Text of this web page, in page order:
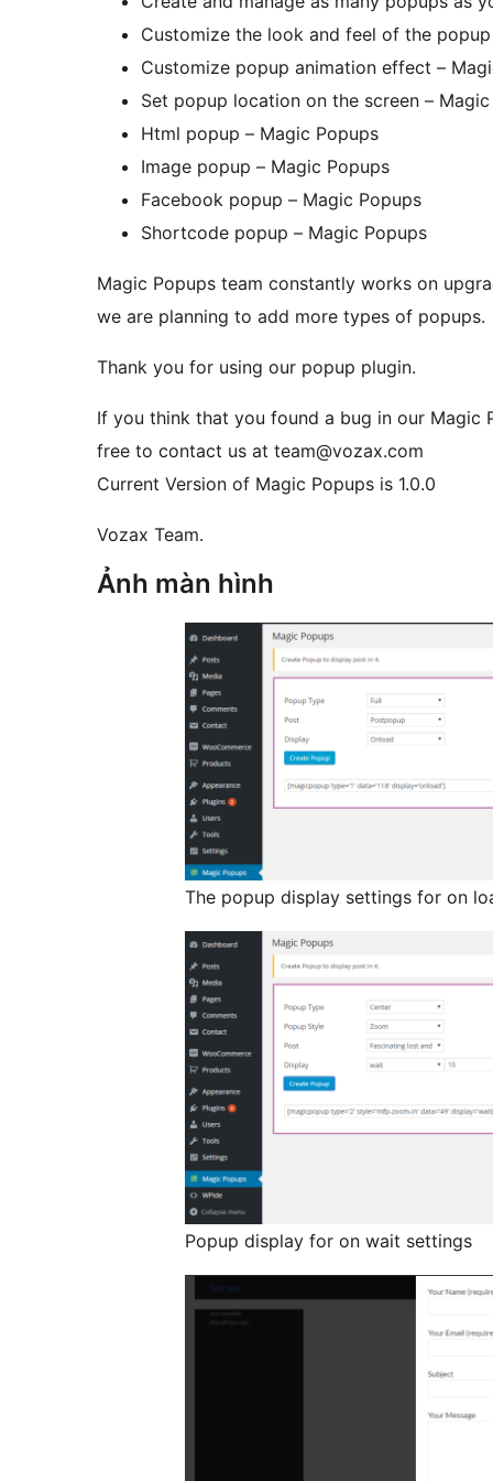
Customize the look and feel of the
Customize popup animation effect –
Set popup location on the screen –
Html popup – Magic Popups
Image popup – Magic Popups
Facebook popup – Magic Popups
Shortcode popup – Magic Popups
Magic Popups team constantly works on
we are planning to add more types of popups.
Thank you for using our popup plugin.
If you think that you found a bug in our Magic
free to contact us at team@vozax.com
Current Version of Magic Popups is 1.0.0
Vozax Team.
Ảnh màn hình
The popup display settings for on
Popup display for on wait settings